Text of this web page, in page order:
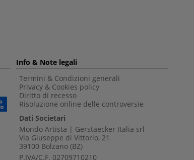
Info & Note legali
Termini & Condizioni generali
Privacy & Cookies policy
Diritto di recesso
Risoluzione online delle controversie
Dati Societari
Mondo Artista | Gerstaecker Italia srl
Via Giuseppe di Vittorio, 21
39100 Bolzano (BZ)
P.IVA/C.F. 02709710210